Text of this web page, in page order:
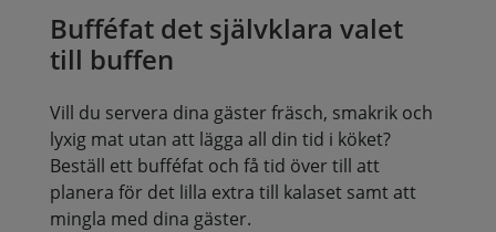
Bufféfat det självklara valet
till buffen
Vill du servera dina gäster fräsch, smakrik och
lyxig mat utan att lägga all din tid i köket?
Beställ ett bufféfat och få tid över till att
planera för det lilla extra till kalaset samt att
mingla med dina gäster.